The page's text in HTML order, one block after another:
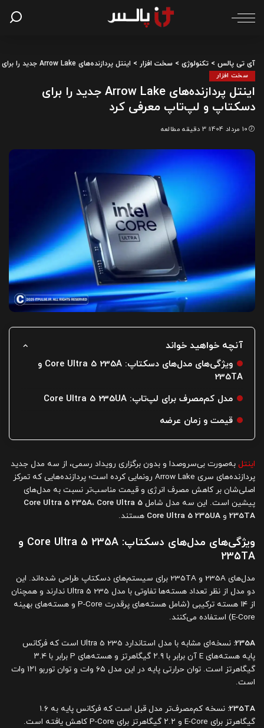
آی تی پالس > تکنولوژی > سخت افزار > اینتل پردازنده‌های Arrow Lake جدید را برای دسکتاپ و لپ‌تاپ معرفی کرد
سخت افزار
اینتل پردازنده‌های Arrow Lake جدید را برای
دسکتاپ و لپ‌تاپ معرفی کرد
10 مرداد 1404 3 دقیقه مطالعه
آنچه خواهید خواند
ویژگی‌های مدل‌های دسکتاپ: Core Ultra 5 235A و
235TA
مدل کم‌مصرف برای لپ‌تاپ: Core Ultra 5 235UA
قیمت و زمان عرضه
اینتل به‌صورت بی‌سروصدا و بدون برگزاری رویداد رسمی، از سه مدل جدید
پردازنده‌های سری Arrow Lake رونمایی کرده است؛ پردازنده‌هایی که تمرکز
اصلی‌شان بر کاهش مصرف انرژی و قیمت مناسب‌تر نسبت به مدل‌های
پیشین است. این سه مدل شامل
Core Ultra 5 235A، Core Ultra 5
235TA و Core Ultra 5 235UA هستند.
ویژگی‌های مدل‌های دسکتاپ: Core Ultra 5 235A و
235TA
مدل‌های 235A و 235TA برای سیستم‌های دسکتاپ طراحی شده‌اند. این
دو مدل از نظر تعداد هسته‌ها تفاوتی با مدل Ultra 5 235 ندارند و همچنان
از ۱۴ هسته ترکیبی (شامل هسته‌های پرقدرت P-Core و هسته‌های بهینه
E-Core) استفاده می‌کنند.
235A:
نسخه‌ای مشابه با مدل استاندارد Ultra 5 235 است که فرکانس
پایه هسته‌های E آن برابر با ۲.۹ گیگاهرتز و هسته‌های P برابر با ۳.۴
گیگاهرتز است. توان حرارتی پایه در این مدل ۶۵ وات و توان توربو ۱۲۱ وات
است.
235TA:
نسخه کم‌مصرف‌تر مدل قبل است که فرکانس پایه به ۱.۶
گیگاهرتز برای E-Core و ۲.۲ گیگاهرتز برای P-Core کاهش یافته است.